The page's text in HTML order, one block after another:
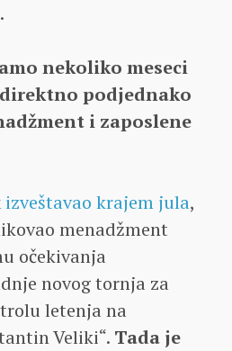
nekoliko meseci
podjednako
i zaposlene
izveštavao krajem jula,
menadžment
očekivanja
novog tornja za
letenja na
Veliki“. Tada je